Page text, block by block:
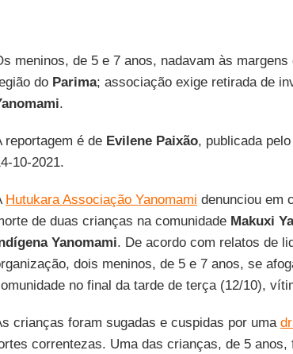
meninos, de 5 e 7 anos, nadavam às margens
do Parima; associação exige retirada de
.
reportagem é de Evilene Paixão, publicada pelo
10-2021.
Hutukara Associação Yanomami denunciou em
de duas crianças na comunidade Makuxi
Yanomami. De acordo com relatos de
dois meninos, de 5 e 7 anos, se
no final da tarde de terça (12/10),
crianças foram sugadas e cuspidas por uma
correntezas. Uma das crianças, de 5